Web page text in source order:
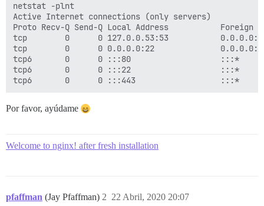
netstat -plnt
Active Internet connections (only servers)
Proto Recv-Q Send-Q Local Address
tcp        0      0 127.0.0.53:53           0.0.0.0:*
tcp        0      0 0.0.0.0:22              0.0.0.0:*
tcp6       0      0 :::80                   :::*
tcp6       0      0 :::22                   :::*
Por favor, ayúdame
Welcome to nginx! after fresh installation
pfaffman (Jay Pfaffman) 22 Abril, 2020 20:07
2